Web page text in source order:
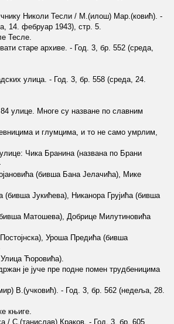
Николи Тесли / М.(илош) Мар.(ковић). -
14. фебруар 1943), стр. 5.
Тесле.
старе архиве. - Год. 3, бр. 552 (среда,
улица. - Год. 3, бр. 558 (среда, 24.
улице. Многе су назване по славним
и глумцима, и то не само умрлим,
Чика Бранина (названа по Брани
(бивша Бана Јелачића), Мике
(бивша Јукићева), Никанора Грујића (бивша
Матошева), Добрице Милутиновића
Уроша Предића (бивша
Ћоровића).
је јуче пре подне помен трудбеницима
В.(учковић). - Год. 3, бр. 562 (недеља, 28.
књиге.
/ С.(танислав) Краков. - Год. 3, бр. 605